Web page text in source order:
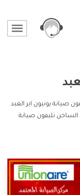
صيانة يونيون اير العبد
الساخن تليفون صيانة